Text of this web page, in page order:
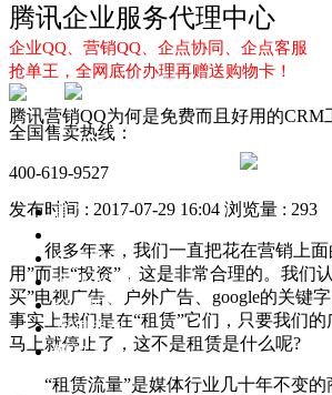
腾讯企业服务代理中心
企业QQ、营销QQ、企点协同、企点客服
抢单王，全网底价办理再赠送购物卡！
全国售卖热线：
400-619-9527
首页
企点服务
企业QQ2.0
企点协同
新闻动态
解决方案
腾讯营销QQ为何是免费而且好用的CRM
发布时间 : 2017-07-29 16:04 浏览量 : 293
很多年来，我们一直把花在营销上面
用”而非“投资”，这是非常合理的。我们
买”电视广告、户外广告、google的关键
事实上我们是在“租赁”它们，只要我们
马上就停止了，这不是租赁是什么呢?
“租赁流量”是媒体行业几十年不变的